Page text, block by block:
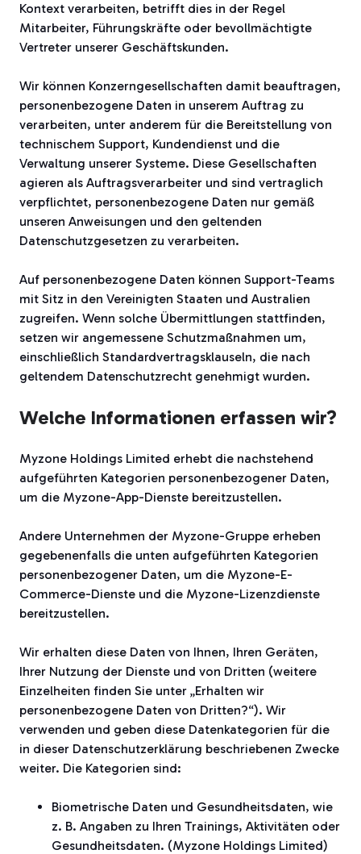
Kontext verarbeiten, betrifft dies in der Regel
Mitarbeiter, Führungskräfte oder bevollmächtigte
Vertreter unserer Geschäftskunden.
Wir können Konzerngesellschaften damit beauftragen,
personenbezogene Daten in unserem Auftrag zu
verarbeiten, unter anderem für die Bereitstellung von
technischem Support, Kundendienst und die
Verwaltung unserer Systeme. Diese Gesellschaften
agieren als Auftragsverarbeiter und sind vertraglich
verpflichtet, personenbezogene Daten nur gemäß
unseren Anweisungen und den geltenden
Datenschutzgesetzen zu verarbeiten.
Auf personenbezogene Daten können Support-Teams
mit Sitz in den Vereinigten Staaten und Australien
zugreifen. Wenn solche Übermittlungen stattfinden,
setzen wir angemessene Schutzmaßnahmen um,
einschließlich Standardvertragsklauseln, die nach
geltendem Datenschutzrecht genehmigt wurden.
Welche Informationen erfassen wir?
Myzone Holdings Limited erhebt die nachstehend
aufgeführten Kategorien personenbezogener Daten,
um die Myzone-App-Dienste bereitzustellen.
Andere Unternehmen der Myzone-Gruppe erheben
gegebenenfalls die unten aufgeführten Kategorien
personenbezogener Daten, um die Myzone-E-
Commerce-Dienste und die Myzone-Lizenzdienste
bereitzustellen.
Wir erhalten diese Daten von Ihnen, Ihren Geräten,
Ihrer Nutzung der Dienste und von Dritten (weitere
Einzelheiten finden Sie unter „Erhalten wir
personenbezogene Daten von Dritten?“). Wir
verwenden und geben diese Datenkategorien für die
in dieser Datenschutzerklärung beschriebenen Zwecke
weiter. Die Kategorien sind:
Biometrische Daten und Gesundheitsdaten, wie
z. B. Angaben zu Ihren Trainings, Aktivitäten oder
Gesundheitsdaten. (Myzone Holdings Limited)